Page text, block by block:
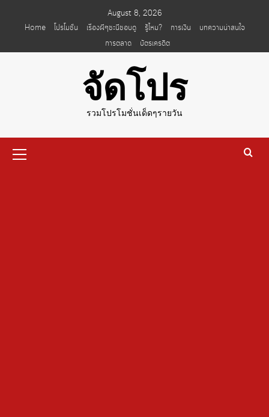
August 8, 2026
Home
โปรโมชั่น เรื่องผีๆชะนีชอบดู รู้ไหม? การเงิน
บทความน่าสนใจ
การตลาด
บัตรเครดิต
จัดโปร
รวมโปรโมชั่นเด็ดๆรายวัน
Menu